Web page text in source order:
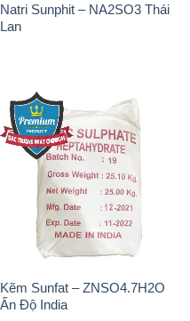
Natri Sunphit – NA2SO3 Thái
Lan
Kẽm Sunfat – ZNSO4.7H2O
Ấn Độ India